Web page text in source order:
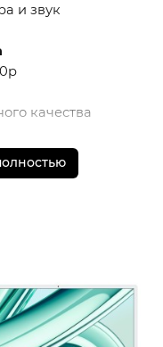
и звук
качества
пространственного